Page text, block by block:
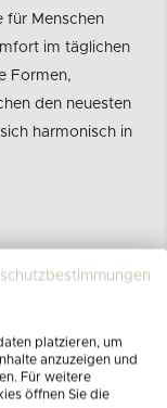
für Menschen
im täglichen
Formen,
den neuesten
harmonisch in
platzieren, um
anzuzeigen und
Für weitere
öffnen Sie die